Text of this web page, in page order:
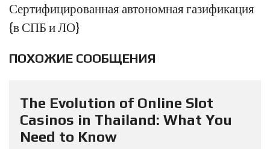
Сертифицированная автономная газификация
{в СПБ и ЛО}
ПОХОЖИЕ СООБЩЕНИЯ
The Evolution of Online Slot
Casinos in Thailand: What You
Need to Know